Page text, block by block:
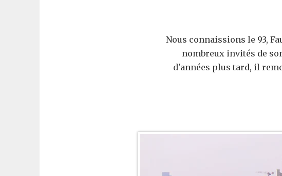
Nous connaissions le 93,
nombreux invités de
d'années plus tard, il